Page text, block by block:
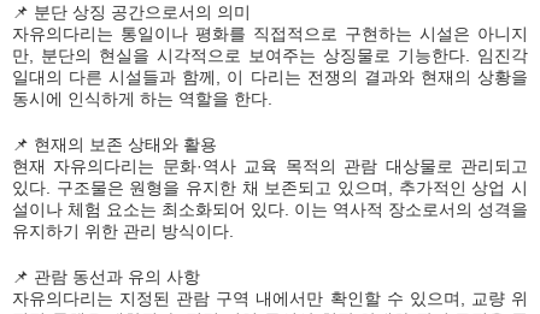
📌 분단 상징 공간으로서의 의미
자유의다리는 통일이나 평화를 직접적으로 구현하는 시설은 아니지
만, 분단의 현실을 시각적으로 보여주는 상징물로 기능한다. 임진각
일대의 다른 시설들과 함께, 이 다리는 전쟁의 결과와 현재의 상황을
동시에 인식하게 하는 역할을 한다.
📌 현재의 보존 상태와 활용
현재 자유의다리는 문화·역사 교육 목적의 관람 대상물로 관리되고
있다. 구조물은 원형을 유지한 채 보존되고 있으며, 추가적인 상업 시
설이나 체험 요소는 최소화되어 있다. 이는 역사적 장소로서의 성격을
유지하기 위한 관리 방식이다.
📌 관람 동선과 유의 사항
자유의다리는 지정된 관람 구역 내에서만 확인할 수 있으며, 교량 위